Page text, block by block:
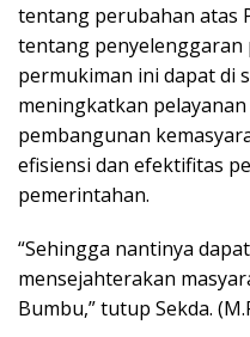
tentang perubahan atas
tentang penyelenggaran
permukiman ini dapat di
meningkatkan
pembangunan
efisiensi dan efektifitas
pemerintahan.
“Sehingga nantinya
mensejahterakan
Bumbu,” tutup Sekda.